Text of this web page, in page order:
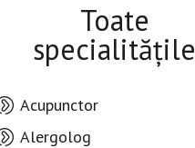
Toate
specialitățile
Acupunctor
Alergolog